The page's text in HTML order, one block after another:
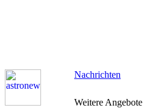
Nachrichten
Weitere Angebote